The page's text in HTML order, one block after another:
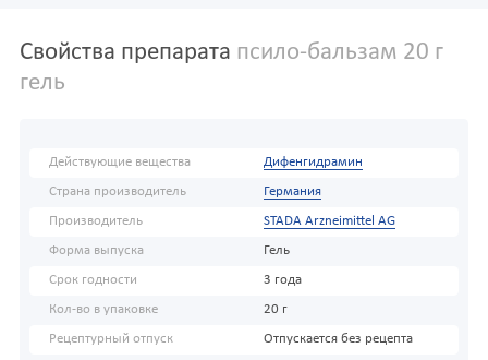
Свойства препарата псило-бальзам 20 г
гель
Действующие вещества Дифенгидрамин
Страна производитель Германия
Производитель STADA Arzneimittel AG
Форма выпуска Гель
Срок годности 3 года
Кол-во в упаковке 20 г
Рецептурный отпуск Отпускается без рецепта